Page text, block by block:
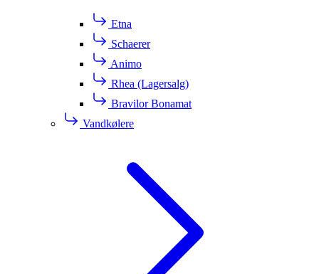
Etna
Schaerer
Animo
Rhea (Lagersalg)
Bravilor Bonamat
Vandkølere